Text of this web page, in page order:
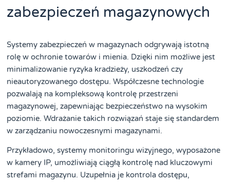
zabezpieczeń magazynowych
Systemy zabezpieczeń w magazynach odgrywają istotną
rolę w ochronie towarów i mienia. Dzięki nim możliwe jest
minimalizowanie ryzyka kradzieży, uszkodzeń czy
nieautoryzowanego dostępu. Współczesne technologie
pozwalają na kompleksową kontrolę przestrzeni
magazynowej, zapewniając bezpieczeństwo na wysokim
poziomie. Wdrażanie takich rozwiązań staje się standardem
w zarządzaniu nowoczesnymi magazynami.
Przykładowo, systemy monitoringu wizyjnego, wyposażone
w kamery IP, umożliwiają ciągłą kontrolę nad kluczowymi
strefami magazynu. Uzupełnia je kontrola dostępu,